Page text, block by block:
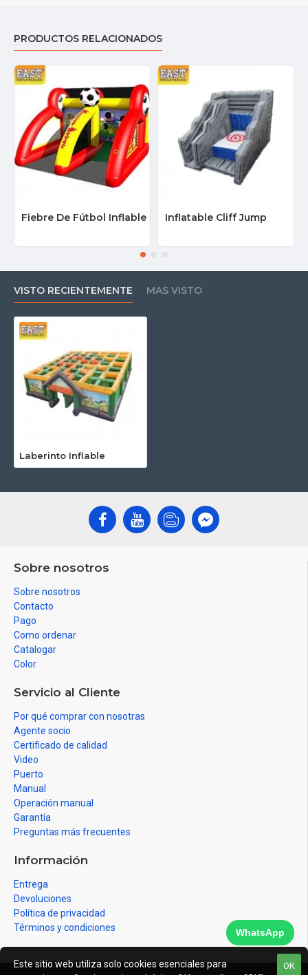
PRODUCTOS RELACIONADOS
Fiebre De Fútbol Inflable Inflatable Cliff Jump
VISTO RECIENTEMENTE MAS VISTO
Laberinto Inflable
Sobre nosotros
Sobre nosotros
Contacto
Pago
Como ordenar
Catalogar
Color
Servicio al Cliente
Por qué comprar con nosotras
Agente socio
Certificado de calidad
Video
Puerto
Manual
Operación manual
Garantía
Preguntas más frecuentes
Información
Entrega
Devoluciones
Política de privacidad
Términos y condiciones
OK
Este sitio web utiliza solo cookies esenciales para
WhatsApp